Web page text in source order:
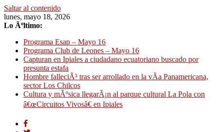
Saltar al contenido
lunes, mayo 18, 2026
Lo Ãºltimo:
Programa Esap – Mayo 16
Programa Club de Leones – Mayo 16
Capturan en Ipiales a ciudadano ecuatoriano buscado por
presunta estafa
Hombre falleciÃ³ tras ser arrollado en la vÃ­a Panamericana,
sector Los Chilcos
Cultura y mÃºsica llegarÃ¡n al parque cultural La Pola con
â€œCircuitos Vivosâ€ en Ipiales